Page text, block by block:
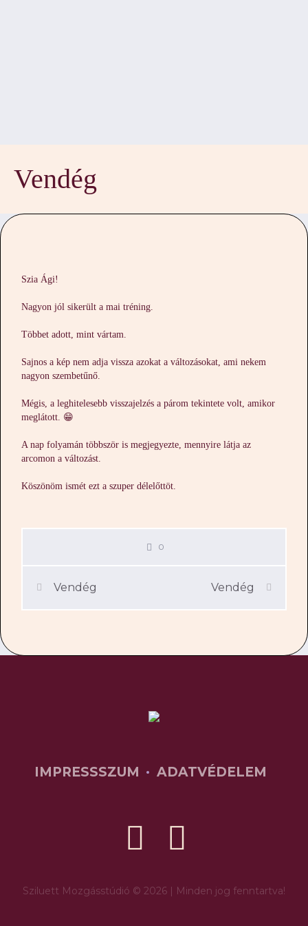
Vendég
Szia Ági!
Nagyon jól sikerült a mai tréning.
Többet adott, mint vártam.
Sajnos a kép nem adja vissza azokat a változásokat, ami nekem
nagyon szembetűnő.
Mégis, a leghitelesebb visszajelzés a párom tekintete volt, amikor
meglátott. 😁
A nap folyamán többször is megjegyezte, mennyire látja az
arcomon a változást.
Köszönöm ismét ezt a szuper délelőttöt.
0
Vendég Vendég
IMPRESSSZUM ADATVÉDELEM
Sziluett Mozgásstúdió © 2026 | Minden jog fenntartva!